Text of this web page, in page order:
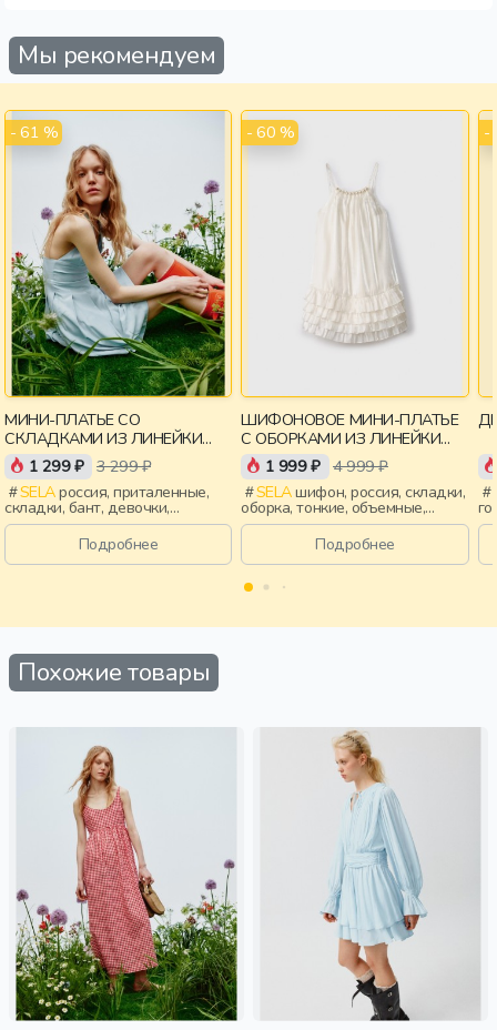
Мы рекомендуем
- 61 %
МИНИ-ПЛАТЬЕ СО
СКЛАДКАМИ ИЗ ЛИНЕЙКИ
YOUNG1 299 ₽ 3 299 ₽
SELAроссия, приталенные,
складки, бант, девочки,
старшеклассники, дети
Подробнее
- 60 %
ШИФОНОВОЕ МИНИ-ПЛАТЬЕ
С ОБОРКАМИ ИЗ ЛИНЕЙКИ
YOUNG1 999 ₽ 4 999 ₽
SELAшифон, россия, складки,
оборка, тонкие, объемные,
девочки, старшеклассники,
Подробнее
-
Похожие товары